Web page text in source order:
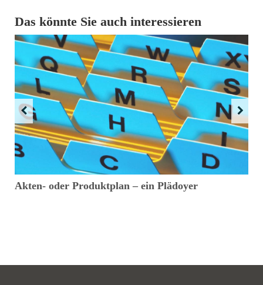
Das könnte Sie auch interessieren
Akten- oder Produktplan – ein Plädoyer